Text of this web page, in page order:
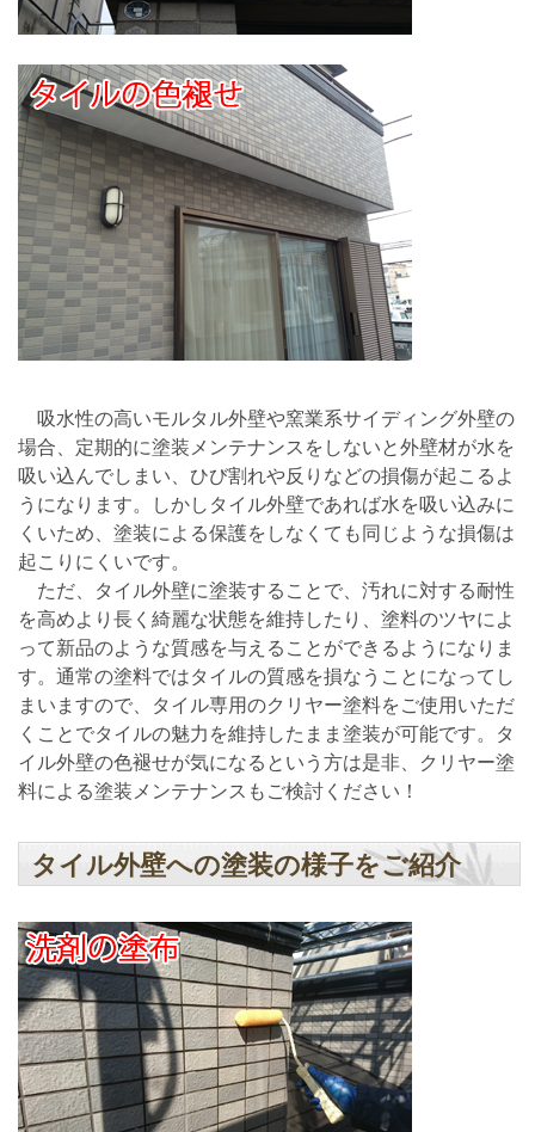
吸水性の高いモルタル外壁や窯業系サイディング外壁の
場合、定期的に塗装メンテナンスをしないと外壁材が水を
吸い込んでしまい、ひび割れや反りなどの損傷が起こるよ
うになります。しかしタイル外壁であれば水を吸い込みに
くいため、塗装による保護をしなくても同じような損傷は
起こりにくいです。
ただ、タイル外壁に塗装することで、汚れに対する耐性
を高めより長く綺麗な状態を維持したり、塗料のツヤによ
って新品のような質感を与えることができるようになりま
す。通常の塗料ではタイルの質感を損なうことになってし
まいますので、タイル専用のクリヤー塗料をご使用いただ
くことでタイルの魅力を維持したまま塗装が可能です。タ
イル外壁の色褪せが気になるという方は是非、クリヤー塗
料による塗装メンテナンスもご検討ください！
タイル外壁への塗装の様子をご紹介